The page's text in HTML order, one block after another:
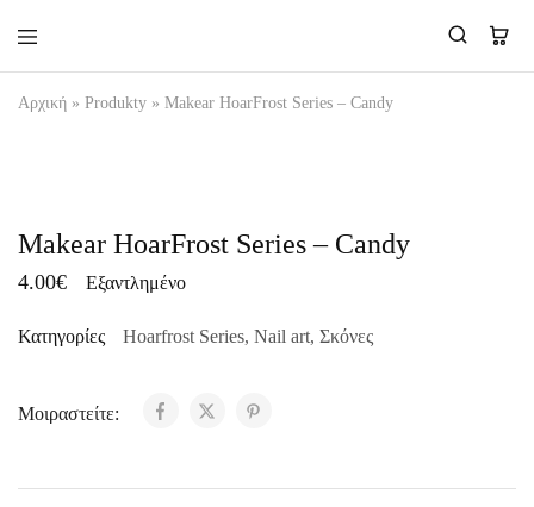
Makear-
Αρχική » Produkty » Makear HoarFrost Series – Candy
Makear HoarFrost Series – Candy
4.00€ Εξαντλημένο
Κατηγορίες Hoarfrost Series, Nail art, Σκόνες
Μοιραστείτε: